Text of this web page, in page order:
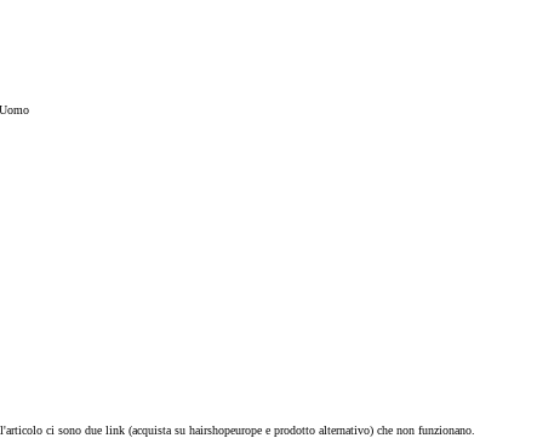
ci sono due link (acquista su hairshopeurope e prodotto alternativo) che non funzionano.